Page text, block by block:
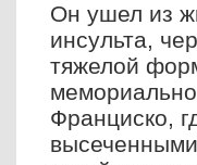
Он ушел из
инсульта,
тяжелой
Франциско,